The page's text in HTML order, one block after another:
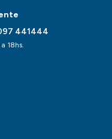
441444
18hs.